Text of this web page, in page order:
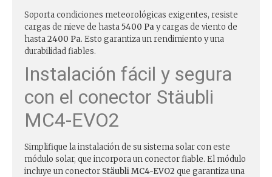
Soporta condiciones meteorológicas exigentes, resiste
cargas de nieve de hasta5400 Pay cargas de viento de
hasta2400 Pa. Esto garantiza un rendimiento y una
durabilidad fiables.
Instalación fácil y segura
con el conector Stäubli
MC4-EVO2
Simplifique la instalación de su sistema solar con este
módulo solar, que incorpora un conector fiable. El módulo
incluye un conector Stäubli MC4-EVO2 que garantiza una